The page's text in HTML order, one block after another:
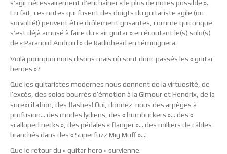
s’agir nécessairement d’enchaîner « le plus de notes possible ».
En fait, ces notes qui fusent des doigts du guitariste agile (ou
survolté!) peuvent être drôlement grisantes, comme quiconque
s’est déjà amusé à faire du « air guitar » en écoutant le(s) solo(s)
de « Paranoid Android » de Radiohead en témoignera.
Voilà pourquoi nous disons mais où sont donc passés les « guitar
heroes »?
Que les guitaristes modernes nous donnent de la virtuosité, de
l’excès, des solos bourrés d’émotion à la Gimour et Hendrix, de la
surexcitation, des flashes! Oui, donnez-nous des arpèges à
profusion… des modes lydiens, des « humbuckers »… des «
scalloped necks », des pédales « flanger »… des milliers de câbles
branchés dans des « Superfuzz Mig Muff »…!
Que le retour du « guitar hero » survienne.